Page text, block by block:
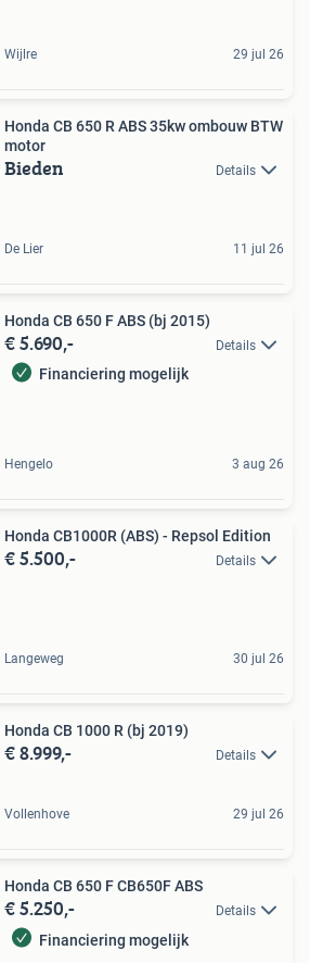
Wijlre 29 jul 26
Honda CB 650 R ABS 35kw ombouw BTW
motor
Bieden Details
De Lier 11 jul 26
Honda CB 650 F ABS (bj 2015)
€ 5.690,- Details
Financiering mogelijk
Hengelo 3 aug 26
Honda CB1000R (ABS) - Repsol Edition
€ 5.500,- Details
Langeweg 30 jul 26
Honda CB 1000 R (bj 2019)
€ 8.999,- Details
Vollenhove 29 jul 26
Honda CB 650 F CB650F ABS
€ 5.250,- Details
Financiering mogelijk